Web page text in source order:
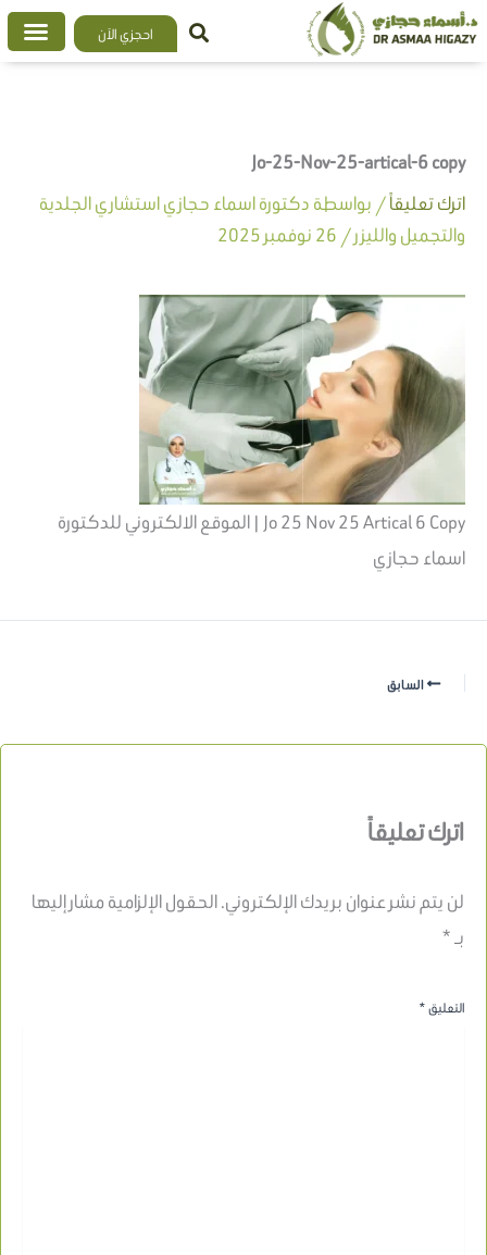
تخطي
إلى
احجزي الآن
Jo-25-Nov-25-artical-6 copy
اترك تعليقاً/ بواسطة دكتورة اسماء حجازي استشاري الجلدية
والتجميل والليزر/ 26 نوفمبر 2025
Jo 25 Nov 25 Artical 6 Copy | الموقع الالكتروني للدكتورة
اسماء حجازي
السابق
اترك تعليقاً
لن يتم نشر عنوان بريدك الإلكتروني.الحقول الإلزامية مشار إليها
بـ*
التعليق*